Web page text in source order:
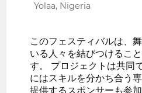
Yolaa, Nigeria
このフェスティバルは、
いる人々を結びつけるこ
す。 プロジェクトは共同
にはスキルを分かち合う
提供するスポンサーも参